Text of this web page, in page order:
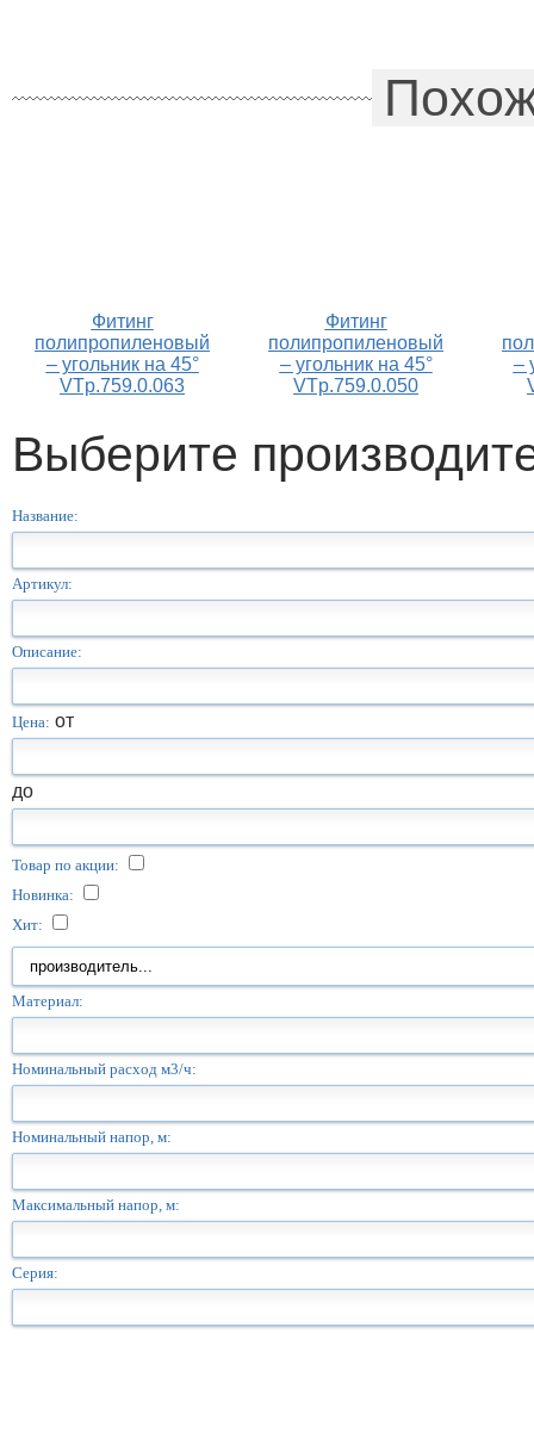
Выберите
Название:
Артикул:
Описание:
Цена: от
до
Товар по акции:
Новинка:
Хит:
Материал:
Номинальный расход м3/ч:
Номинальный напор, м:
Максимальный напор, м:
Серия:
Фитинг
полипропиленовый
– угольник на 45°
VTp.759.0.063
Фитинг
полипропиленовый
– угольник на 45°
VTp.759.0.050
–